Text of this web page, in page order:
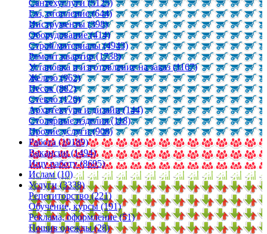
Сантехуслуги (5125)
Газ, отопление (644)
Инструменты (398)
Оборудование (414)
Строй/материалы (4943)
Ремонт квартир (1738)
Установка и изготовление на заказ (1167)
Железо (962)
Песок (882)
Стекло (126)
Архитектура и дизайн (144)
Столярные изделия (118)
Прочие услуги (908)
Работа (10189)
Вакансии (1494)
Ищу работу (8695)
Ислам (10)
Услуги (3338)
Репетиторство (221)
Обучение, курсы (191)
Реклама, оформление (51)
Пошив одежды (28)